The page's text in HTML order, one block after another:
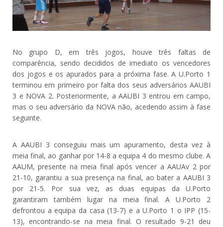
No grupo D, em três jogos, houve três faltas de
comparência, sendo decididos de imediato os vencedores
dos jogos e os apurados para a próxima fase. A U.Porto 1
terminou em primeiro por falta dos seus adversários AAUBI
3 e NOVA 2. Posteriormente, a AAUBI 3 entrou em campo,
mas o seu adversário da NOVA não, acedendo assim à fase
seguinte.
A AAUBI 3 conseguiu mais um apuramento, desta vez à
meia final, ao ganhar por 14-8 a equipa 4 do mesmo clube. A
AAUM, presente na meia final após vencer a AAUAv 2 por
21-10, garantiu a sua presença na final, ao bater a AAUBI 3
por 21-5. Por sua vez, as duas equipas da U.Porto
garantiram também lugar na meia final. A U.Porto 2
defrontou a equipa da casa (13-7) e a U.Porto 1 o IPP (15-
13), encontrando-se na meia final. O resultado 9-21 deu